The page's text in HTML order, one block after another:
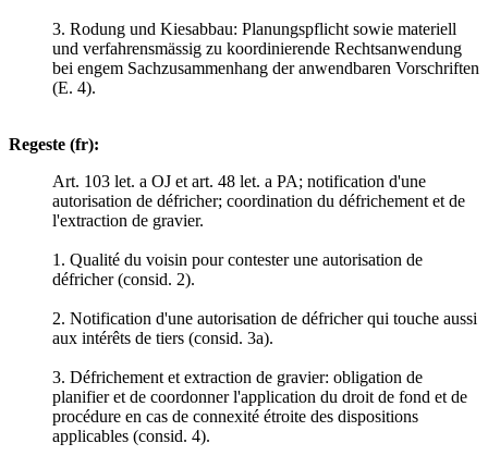
3. Rodung und Kiesabbau: Planungspflicht sowie materiell
und verfahrensmässig zu koordinierende Rechtsanwendung
bei engem Sachzusammenhang der anwendbaren Vorschriften
(E. 4).
Regeste (fr):
Art. 103 let. a OJ et art. 48 let. a PA; notification d'une
autorisation de défricher; coordination du défrichement et de
l'extraction de gravier.
1. Qualité du voisin pour contester une autorisation de
défricher (consid. 2).
2. Notification d'une autorisation de défricher qui touche aussi
aux intérêts de tiers (consid. 3a).
3. Défrichement et extraction de gravier: obligation de
planifier et de coordonner l'application du droit de fond et de
procédure en cas de connexité étroite des dispositions
applicables (consid. 4).